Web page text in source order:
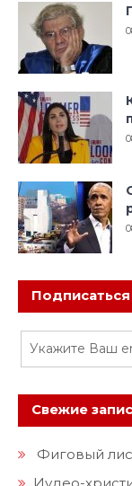
Свежие
Фиговый